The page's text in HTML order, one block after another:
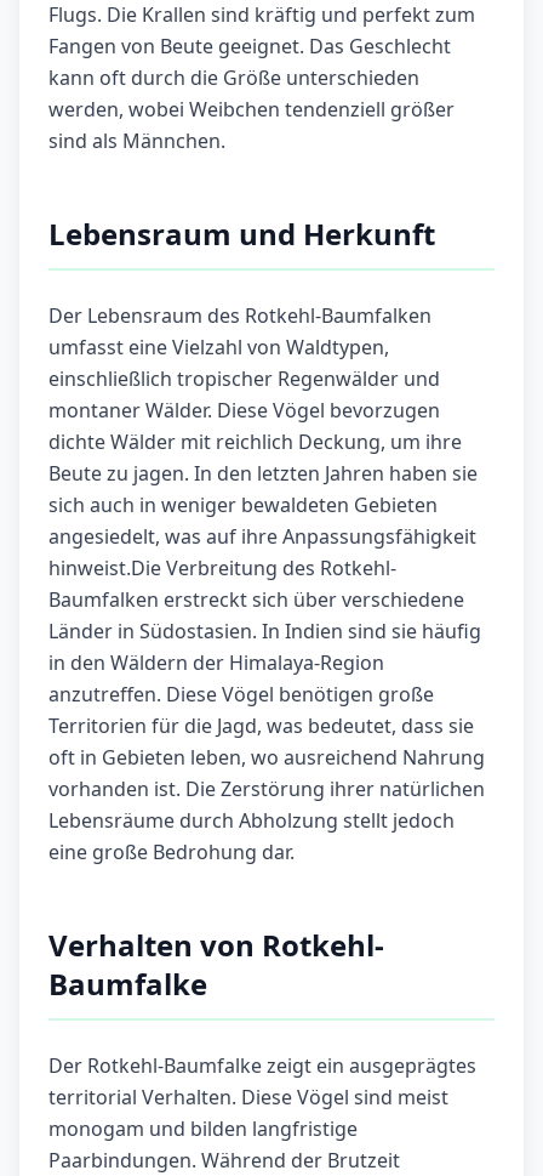
Flugs. Die Krallen sind kräftig und perfekt zum
Fangen von Beute geeignet. Das Geschlecht
kann oft durch die Größe unterschieden
werden, wobei Weibchen tendenziell größer
sind als Männchen.
Lebensraum und Herkunft
Der Lebensraum des Rotkehl-Baumfalken
umfasst eine Vielzahl von Waldtypen,
einschließlich tropischer Regenwälder und
montaner Wälder. Diese Vögel bevorzugen
dichte Wälder mit reichlich Deckung, um ihre
Beute zu jagen. In den letzten Jahren haben sie
sich auch in weniger bewaldeten Gebieten
angesiedelt, was auf ihre Anpassungsfähigkeit
hinweist.Die Verbreitung des Rotkehl-
Baumfalken erstreckt sich über verschiedene
Länder in Südostasien. In Indien sind sie häufig
in den Wäldern der Himalaya-Region
anzutreffen. Diese Vögel benötigen große
Territorien für die Jagd, was bedeutet, dass sie
oft in Gebieten leben, wo ausreichend Nahrung
vorhanden ist. Die Zerstörung ihrer natürlichen
Lebensräume durch Abholzung stellt jedoch
eine große Bedrohung dar.
Verhalten von Rotkehl-
Baumfalke
Der Rotkehl-Baumfalke zeigt ein ausgeprägtes
territorial Verhalten. Diese Vögel sind meist
monogam und bilden langfristige
Paarbindungen. Während der Brutzeit